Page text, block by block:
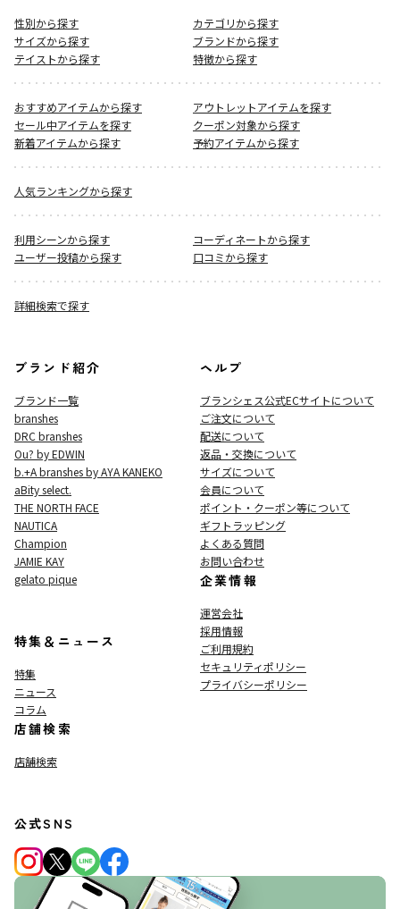
性別から探す
カテゴリから探す
サイズから探す
ブランドから探す
テイストから探す
特徴から探す
おすすめアイテムから探す
アウトレットアイテムを探す
セール中アイテムを探す
クーポン対象から探す
新着アイテムから探す
予約アイテムから探す
人気ランキングから探す
利用シーンから探す
コーディネートから探す
ユーザー投稿から探す
口コミから探す
詳細検索で探す
ブランド紹介
ブランド一覧
branshes
DRC branshes
Ou? by EDWIN
b.+A branshes by AYA KANEKO
aBity select.
THE NORTH FACE
NAUTICA
Champion
JAMIE KAY
gelato pique
特集＆ニュース
特集
ニュース
コラム
店舗検索
店舗検索
ヘルプ
ブランシェス公式ECサイトについて
ご注文について
配送について
返品・交換について
サイズについて
会員について
ポイント・クーポン等について
ギフトラッピング
よくある質問
お問い合わせ
企業情報
運営会社
採用情報
ご利用規約
セキュリティポリシー
プライバシーポリシー
公式SNS